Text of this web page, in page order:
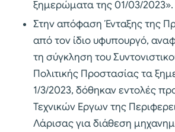
ξημερώματα της 01/03/2023».
Στην απόφαση Ένταξης της
από τον ίδιο υφυπουργό,
τη σύγκληση του
Πολιτικής Προστασίας τα
1/3/2023, δόθηκαν εντολές
Τεχνικών Εργων της
Λάρισας για διάθεση